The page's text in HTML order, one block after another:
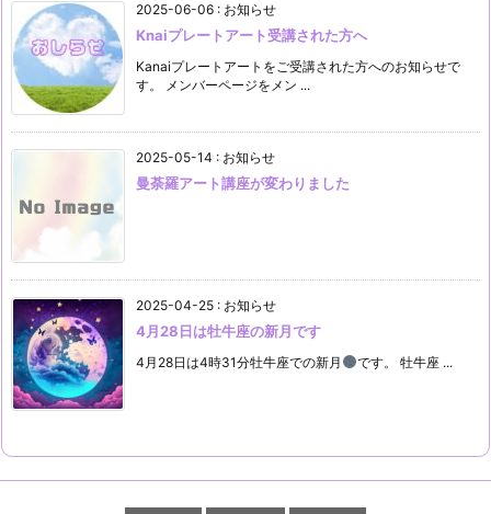
2025-06-06 : お知らせ
Knaiプレートアート受講された方へ
Kanaiプレートアートをご受講された方へのお知らせで
す。 メンバーページをメン ...
2025-05-14 : お知らせ
曼荼羅アート講座が変わりました
2025-04-25 : お知らせ
4月28日は牡牛座の新月です
4月28日は4時31分牡牛座での新月 です。 牡牛座 ...